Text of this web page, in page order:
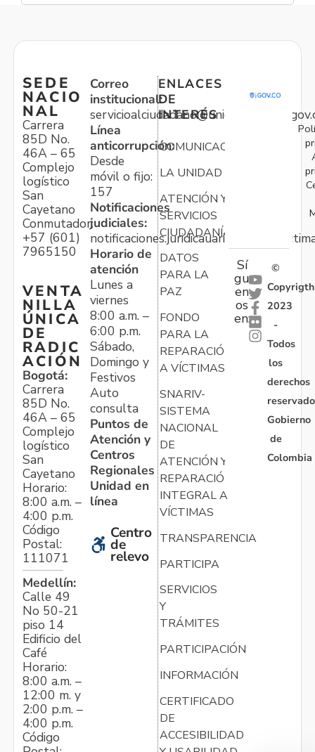
SEDE
NACIO
NAL
Carrera
85D No.
46A – 65
Complejo
logístico
San
Cayetano
Conmutador:
+57 (601)
7965150
VENTA
NILLA
ÚNICA
DE
RADIC
ACIÓN
Bogotá:
Carrera
85D No.
46A – 65
Complejo
logístico
San
Cayetano
Horario:
8:00 a.m. –
4:00 p.m.
Código
Postal:
111071
Medellín:
Calle 49
No 50-21
piso 14
Edificio del
Café
Horario:
8:00 a.m. –
12:00 m. y
2:00 p.m. –
4:00 p.m.
Código
Correo
institucional:
Línea
anticorrupción:
Desde
móvil o fijo:
157
Notificaciones
judiciales:
Horario de
atención
Lunes a
viernes
8:00 a.m. –
6:00 p.m.
Sábado,
Domingo y
Festivos
Auto
consulta
Puntos de
Atención y
Centros
Regionales
Unidad en
línea
Centro
de
relevo
ENLACES
DE
INTERÉS
COMUNICACIONES
LA UNIDAD
ATENCIÓN Y
SERVICIOS
CIUDADANÍA
DATOS
PARA LA
PAZ
FONDO
PARA LA
REPARACIÓN
A VÍCTIMAS
SNARIV-
SISTEMA
NACIONAL
DE
ATENCIÓN Y
REPARACIÓN
INTEGRAL A
VÍCTIMAS
TRANSPARENCIA
PARTICIPA
SERVICIOS
Y
TRÁMITES
PARTICIPACIÓN
INFORMACIÓN
CERTIFICADO
DE
ACCESIBILIDAD
Sí
gu
en
os
en:
©
Copyrigth
2023
-
Todos
los
derechos
Gobierno
de
Colombia